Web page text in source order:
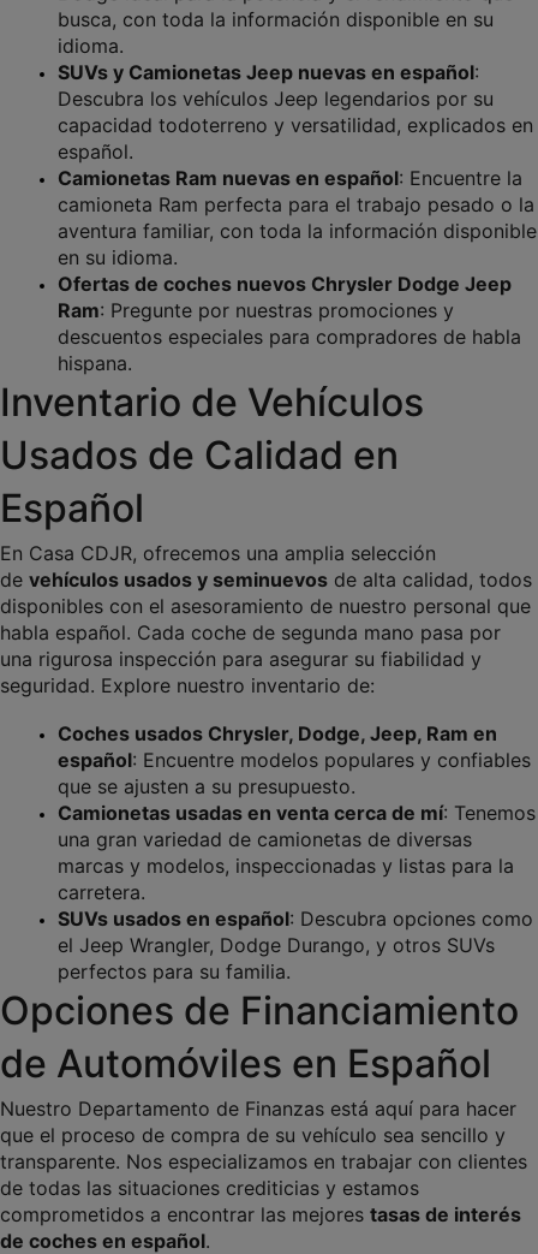
busca, con toda la información disponible en su
idioma.
SUVs y Camionetas Jeep nuevas en español:
Descubra los vehículos Jeep legendarios por su
capacidad todoterreno y versatilidad, explicados en
español.
Camionetas Ram nuevas en español: Encuentre la
camioneta Ram perfecta para el trabajo pesado o la
aventura familiar, con toda la información disponible
en su idioma.
Ofertas de coches nuevos Chrysler Dodge Jeep
Ram: Pregunte por nuestras promociones y
descuentos especiales para compradores de habla
hispana.
Inventario de Vehículos
Usados de Calidad en
Español
En Casa CDJR, ofrecemos una amplia selección
de vehículos usados y seminuevos de alta calidad, todos
disponibles con el asesoramiento de nuestro personal que
habla español. Cada coche de segunda mano pasa por
una rigurosa inspección para asegurar su fiabilidad y
seguridad. Explore nuestro inventario de:
Coches usados Chrysler, Dodge, Jeep, Ram en
español: Encuentre modelos populares y confiables
que se ajusten a su presupuesto.
Camionetas usadas en venta cerca de mí: Tenemos
una gran variedad de camionetas de diversas
marcas y modelos, inspeccionadas y listas para la
carretera.
SUVs usados en español: Descubra opciones como
el Jeep Wrangler, Dodge Durango, y otros SUVs
perfectos para su familia.
Opciones de Financiamiento
de Automóviles en Español
Nuestro Departamento de Finanzas está aquí para hacer
que el proceso de compra de su vehículo sea sencillo y
transparente. Nos especializamos en trabajar con clientes
de todas las situaciones crediticias y estamos
comprometidos a encontrar las mejores tasas de interés
de coches en español.